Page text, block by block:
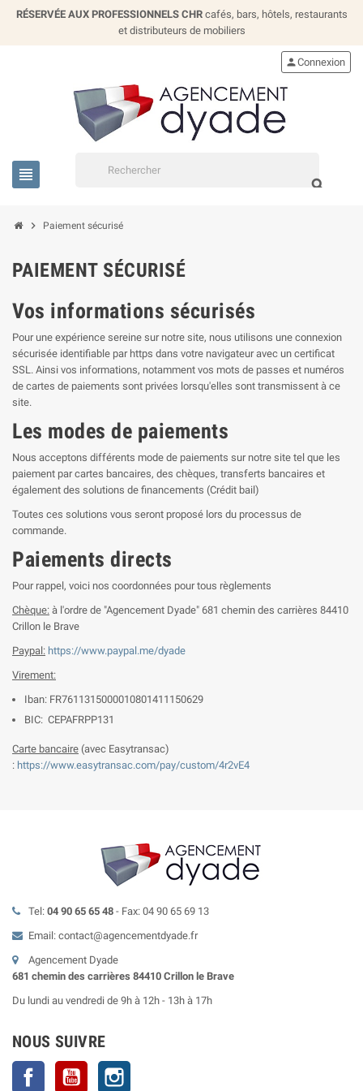
RÉSERVÉE AUX PROFESSIONNELS CHRcafés, bars, hôtels, restaurants
et distributeurs de mobiliers
view_headline
search
personConnexion
chevron_right Paiement sécurisé
PAIEMENT SÉCURISÉ
Vos informations sécurisés
Pour une expérience sereine sur notre site, nous utilisons une connexion
sécurisée identifiable par https dans votre navigateur avec un certificat
SSL. Ainsi vos informations, notamment vos mots de passes et numéros
de cartes de paiements sont privées lorsqu'elles sont transmissent à ce
site.
Les modes de paiements
Nous acceptons différents mode de paiements sur notre site tel que les
paiement par cartes bancaires, des chèques, transferts bancaires et
également des solutions de financements (Crédit bail)
Toutes ces solutions vous seront proposé lors du processus de
commande.
Paiements directs
Pour rappel, voici nos coordonnées pour tous règlements
Chèque: à l'ordre de "Agencement Dyade" 681 chemin des carrières 84410
Crillon le Brave
Paypal: https://www.paypal.me/dyade
Virement:
Iban: FR7611315000010801411150629
BIC: CEPAFRPP131
Carte bancaire (avec Easytransac)
: https://www.easytransac.com/pay/custom/4r2vE4
Tel: 04 90 65 65 48 - Fax: 04 90 65 69 13
Email: contact@agencementdyade.fr
Agencement Dyade
681 chemin des carrières 84410 Crillon le Brave
Du lundi au vendredi de 9h à 12h - 13h à 17h
NOUS SUIVRE
Facebook YouTube